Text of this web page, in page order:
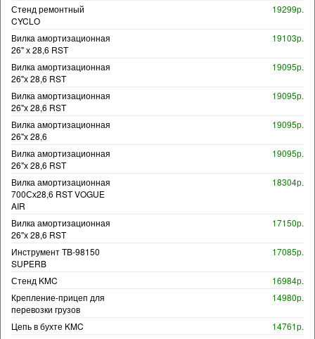
Стенд ремонтный
CYCLO
19299р.
Вилка амортизационная
26" х 28,6 RST
19103р.
Вилка амортизационная
26"х 28,6 RST
19095р.
Вилка амортизационная
26"х 28,6 RST
19095р.
Вилка амортизационная
26"х 28,6
19095р.
Вилка амортизационная
26"х 28,6 RST
19095р.
Вилка амортизационная
700Сх28,6 RST VOGUE
AIR
18304р.
Вилка амортизационная
26"х 28,6 RST
17150р.
Инструмент TB-98150
SUPERB
17085р.
Стенд KMC
16984р.
Крепление-прицеп для
перевозки грузов
14980р.
Цепь в бухте KMC
14761р.